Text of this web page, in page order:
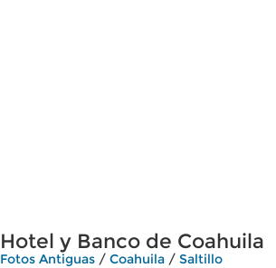
Hotel y Banco de Coahuila
Fotos Antiguas / Coahuila / Saltillo